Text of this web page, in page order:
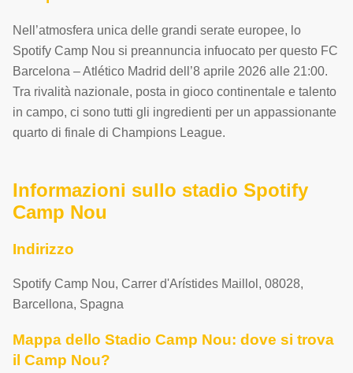
Nell’atmosfera unica delle grandi serate europee, lo
Spotify Camp Nou si preannuncia infuocato per questo FC
Barcelona – Atlético Madrid dell’8 aprile 2026 alle 21:00.
Tra rivalità nazionale, posta in gioco continentale e talento
in campo, ci sono tutti gli ingredienti per un appassionante
quarto di finale di Champions League.
Informazioni sullo stadio Spotify
Camp Nou
Indirizzo
Spotify Camp Nou, Carrer d'Arístides Maillol , 08028,
Barcellona, Spagna
Mappa dello Stadio Camp Nou: dove si trova
il Camp Nou?